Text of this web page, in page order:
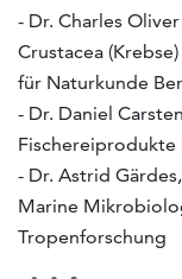
- Dr. Charles
Crustacea
für Naturkunde
- Dr. Daniel
Fischereiprodukte
- Dr. Astrid
Marine
Tropenforschung